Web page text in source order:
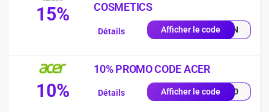
15%
COSMETICS
Afficher le codeMIIN
Détails
10%
10% PROMO CODE ACER
Afficher le codeVE10
Détails